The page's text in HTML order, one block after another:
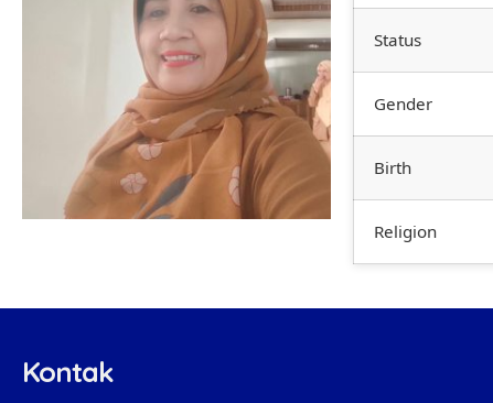
Status
Gender
Birth
Religion
Kontak